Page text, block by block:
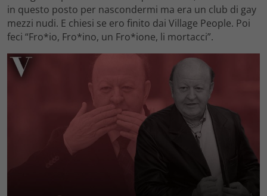
in questo posto per nascondermi ma era un club di gay
mezzi nudi. E chiesi se ero finito dai Village People. Poi
feci “Fro*io, Fro*ino, un Fro*ione, li mortacci”.